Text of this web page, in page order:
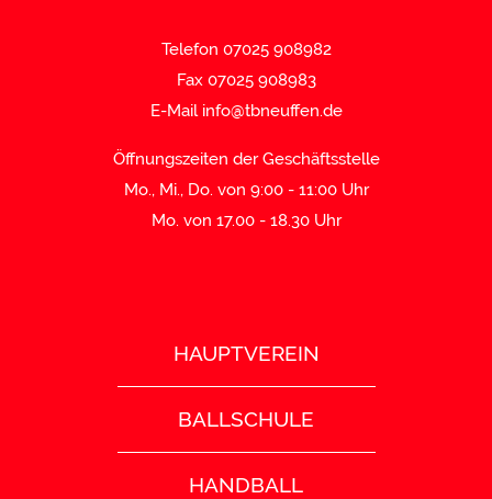
Telefon 07025 908982
Fax 07025 908983
E-Mail info@tbneuffen.de
Öffnungszeiten der Geschäftsstelle
Mo., Mi., Do. von 9:00 - 11:00 Uhr
Mo. von 17.00 - 18.30 Uhr
HAUPTVEREIN
BALLSCHULE
HANDBALL